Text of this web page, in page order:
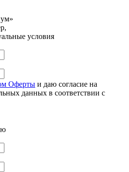
условия
Оферты и даю согласие на
данных в соответствии с